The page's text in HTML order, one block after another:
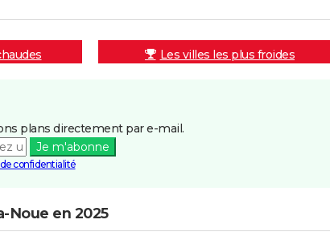
Les villes les plus froides
plans directement par e-mail.
Je m'abonne
confidentialité
Noue en 2025